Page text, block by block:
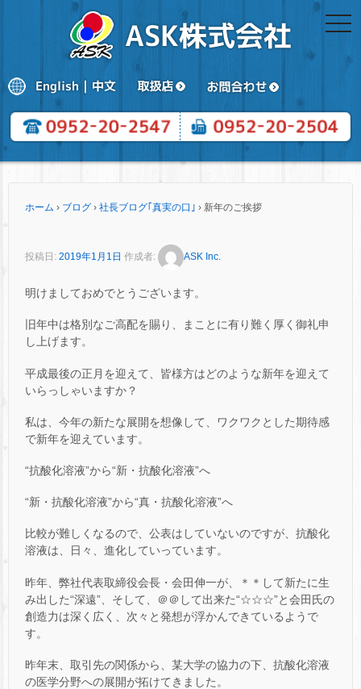
ホーム › ブログ › 社長ブログ｢真実の口｣ › 新年のご挨拶
投稿日: 2019年1月1日 作成者: ASK Inc.
明けましておめでとうございます。
旧年中は格別なご高配を賜り、まことに有り難く厚く御礼申
し上げます。
平成最後の正月を迎えて、皆様方はどのような新年を迎えて
いらっしゃいますか？
私は、今年の新たな展開を想像して、ワクワクとした期待感
で新年を迎えています。
“抗酸化溶液”から“新・抗酸化溶液”へ
“新・抗酸化溶液”から“真・抗酸化溶液”へ
比較が難しくなるので、公表はしていないのですが、抗酸化
溶液は、日々、進化していっています。
昨年、弊社代表取締役会長・会田伸一が、＊＊して新たに生
み出した“深遠”、そして、＠＠して出来た“☆☆☆”と会田氏の
創造力は深く広く、次々と発想が浮かんできているようで
す。
昨年末、取引先の関係から、某大学の協力の下、抗酸化溶液
の医学分野への展開が拓けてきました。